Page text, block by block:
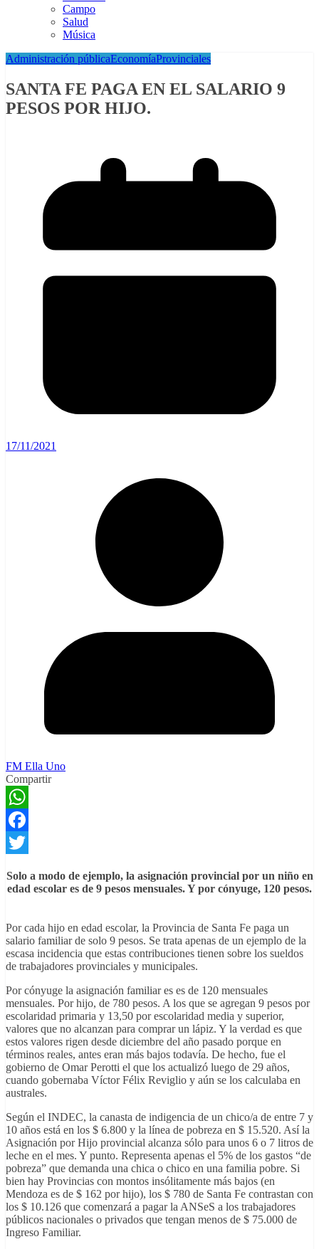
Campo
Salud
Música
Administración públicaEconomíaProvinciales
SANTA FE PAGA EN EL SALARIO 9
PESOS POR HIJO.
17/11/2021
FM Ella Uno
Compartir
WhatsApp
Facebook
Solo a modo de ejemplo, la asignación provincial por un niño en
edad escolar es de 9 pesos mensuales. Y por cónyuge, 120 pesos.
Por cada hijo en edad escolar, la Provincia de Santa Fe paga un
salario familiar de solo 9 pesos. Se trata apenas de un ejemplo de la
escasa incidencia que estas contribuciones tienen sobre los sueldos
de trabajadores provinciales y municipales.
Por cónyuge la asignación familiar es es de 120 mensuales
mensuales. Por hijo, de 780 pesos. A los que se agregan 9 pesos por
escolaridad primaria y 13,50 por escolaridad media y superior,
valores que no alcanzan para comprar un lápiz. Y la verdad es que
estos valores rigen desde diciembre del año pasado porque en
términos reales, antes eran más bajos todavía. De hecho, fue el
gobierno de Omar Perotti el que los actualizó luego de 29 años,
cuando gobernaba Víctor Félix Reviglio y aún se los calculaba en
australes.
Según el INDEC, la canasta de indigencia de un chico/a de entre 7 y
10 años está en los $ 6.800 y la línea de pobreza en $ 15.520. Así la
Asignación por Hijo provincial alcanza sólo para unos 6 o 7 litros de
leche en el mes. Y punto. Representa apenas el 5% de los gastos “de
pobreza” que demanda una chica o chico en una familia pobre. Si
bien hay Provincias con montos insólitamente más bajos (en
Mendoza es de $ 162 por hijo), los $ 780 de Santa Fe contrastan con
los $ 10.126 que comenzará a pagar la ANSeS a los trabajadores
públicos nacionales o privados que tengan menos de $ 75.000 de
Ingreso Familiar.